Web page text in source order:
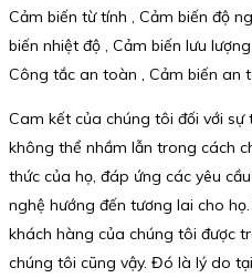
Cảm biến từ tính , Cảm biến độ
biến nhiệt độ , Cảm biến lưu
Công tắc an toàn , Cảm biến an
Cam kết của chúng tôi đối với
không thể nhầm lẫn trong cách
thức của họ, đáp ứng các yêu
nghệ hướng đến tương lai cho
khách hàng của chúng tôi được
chúng tôi cũng vậy. Đó là lý do